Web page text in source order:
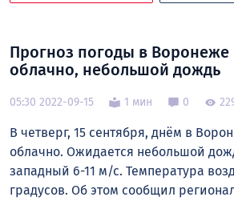
Прогноз погоды в Воронеже
облачно, небольшой дождь
05:30 2022-09-15 1 мин 0
В четверг, 15 сентября, днём в
облачно. Ожидается небольшой
западный 6-11 м/с. Температура
градусов. Об этом сообщил